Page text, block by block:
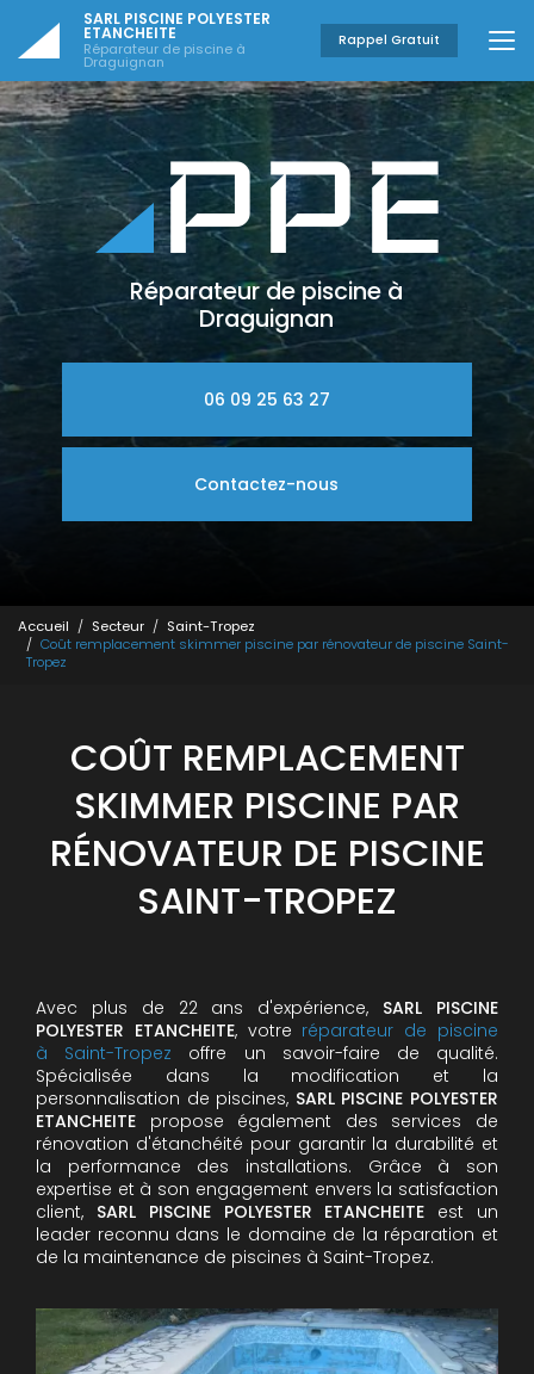
contenu
principal
SARL PISCINE POLYESTER
ETANCHEITE
Réparateur de piscine à
Draguignan
Rappel Gratuit
Réparateur de piscine à
Draguignan
06 09 25 63 27
Contactez-nous
Accueil Secteur
Saint-Tropez
Coût remplacement skimmer piscine par rénovateur de piscine Saint-
Tropez
COÛT REMPLACEMENT
SKIMMER PISCINE PAR
RÉNOVATEUR DE PISCINE
SAINT-TROPEZ
Avec plus de 22 ans d'expérience, SARL PISCINE
POLYESTER ETANCHEITE, votre réparateur de piscine
à Saint-Tropez offre un savoir-faire de qualité.
Spécialisée dans la modification et la
personnalisation de piscines, SARL PISCINE POLYESTER
ETANCHEITE propose également des services de
rénovation d'étanchéité pour garantir la durabilité et
la performance des installations. Grâce à son
expertise et à son engagement envers la satisfaction
client, SARL PISCINE POLYESTER ETANCHEITE est un
leader reconnu dans le domaine de la réparation et
de la maintenance de piscines à Saint-Tropez.